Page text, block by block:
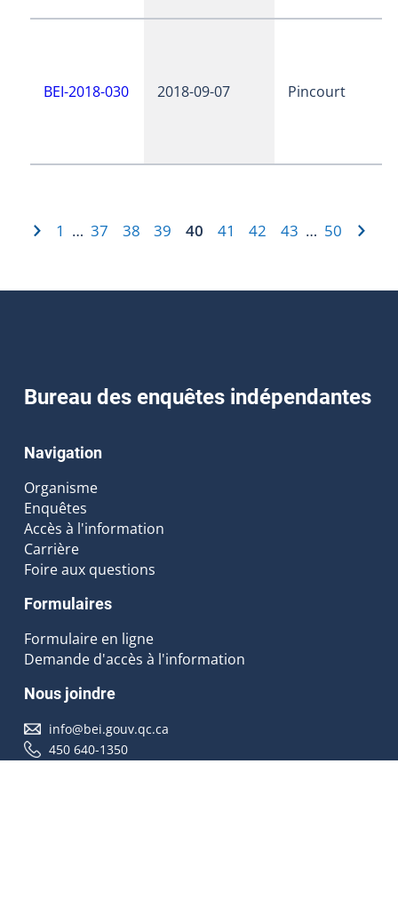
BEI-2018-030 2018-09-07 Pincourt
1 … 37 38 39 40 41 42 43 … 50
Bureau des enquêtes indépendantes
Navigation
Organisme
Enquêtes
Accès à l'information
Carrière
Foire aux questions
Formulaires
Formulaire en ligne
Demande d'accès à l'information
Nous joindre
info@bei.gouv.qc.ca
450 640-1350